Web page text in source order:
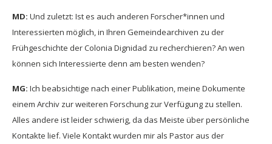
MD: Und zuletzt: Ist es auch anderen Forscher*innen und
Interessierten möglich, in Ihren Gemeindearchiven zu der
Frühgeschichte der Colonia Dignidad zu recherchieren? An wen
können sich Interessierte denn am besten wenden?
MG: Ich beabsichtige nach einer Publikation, meine Dokumente
einem Archiv zur weiteren Forschung zur Verfügung zu stellen.
Alles andere ist leider schwierig, da das Meiste über persönliche
Kontakte lief. Viele Kontakt wurden mir als Pastor aus der